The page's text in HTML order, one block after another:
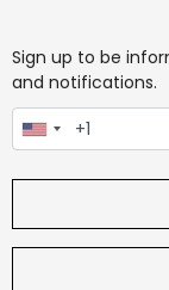
Sign up to be
and notifications.